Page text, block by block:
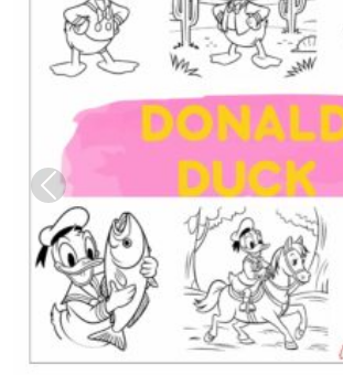
Previous